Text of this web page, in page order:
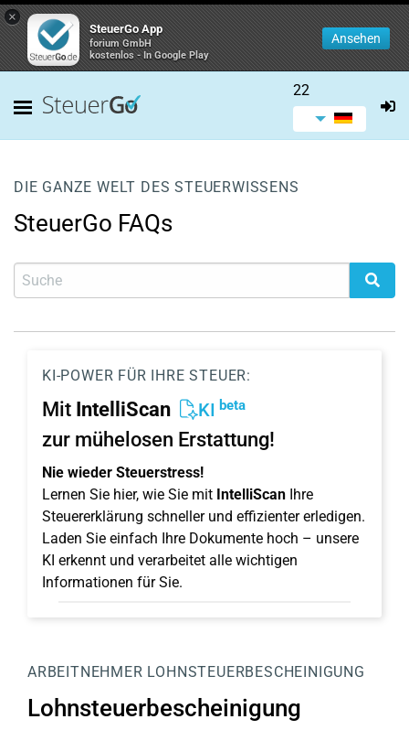
×
SteuerGo App
forium GmbH
kostenlos - In Google Play
Ansehen
22
DIE GANZE WELT DES STEUERWISSENS
SteuerGo FAQs
KI-POWER FÜR IHRE STEUER:
Mit IntelliScan KI beta
zur mühelosen Erstattung!
Nie wieder Steuerstress!
Lernen Sie hier, wie Sie mit IntelliScan Ihre
Steuererklärung schneller und effizienter erledigen.
Laden Sie einfach Ihre Dokumente hoch – unsere
KI erkennt und verarbeitet alle wichtigen
Informationen für Sie.
ARBEITNEHMER LOHNSTEUERBESCHEINIGUNG
Lohnsteuerbescheinigung